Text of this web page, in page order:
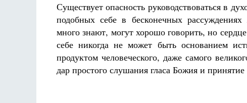
Существует опасность руководствоваться в
подобных себе в бесконечных
много знают, могут хорошо говорить, но
себе никогда не может быть основанием
продуктом человеческого, даже самого
дар простого слушания гласа Божия и принятие